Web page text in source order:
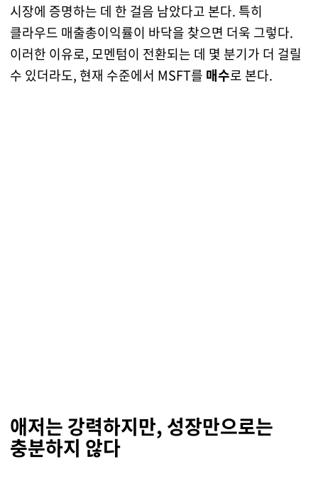
시장에 증명하는 데 한 걸음 남았다고 본다. 특히
클라우드 매출총이익률이 바닥을 찾으면 더욱 그렇다.
이러한 이유로, 모멘텀이 전환되는 데 몇 분기가 더 걸릴
수 있더라도, 현재 수준에서 MSFT를 매수로 본다.
애저는 강력하지만, 성장만으로는
충분하지 않다